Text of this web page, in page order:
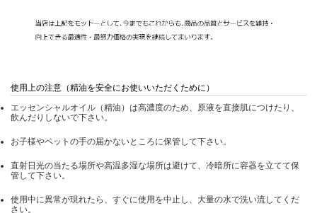
使用上の注意（精油を安全にお使いいただくために）
エッセンシャルオイル（精油）は高濃度のため、原液を直接肌につけたり、
飲んだりしないで下さい。
お子様やペットの手の届かないところに保管して下さい。
直射日光の当たる場所や高温多湿な場所は避けて、冷暗所に容器を立てて保
管して下さい。
使用中に異常が現れたら、すぐに使用を中止し、大量の水で洗い流してくだ
さい。